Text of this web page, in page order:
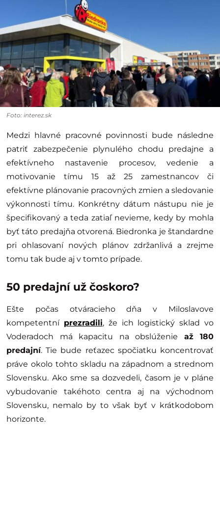
Foto: interez.sk
Medzi hlavné pracovné povinnosti bude následne
patriť zabezpečenie plynulého chodu predajne a
efektívneho nastavenie procesov, vedenie a
motivovanie tímu 15 až 25 zamestnancov či
efektívne plánovanie pracovných zmien a sledovanie
výkonnosti tímu. Konkrétny dátum nástupu nie je
špecifikovaný a teda zatiaľ nevieme, kedy by mohla
byť táto predajňa otvorená. Biedronka je štandardne
pri ohlasovaní nových plánov zdržanlivá a zrejme
tomu tak bude aj v tomto prípade.
50 predajní už čoskoro?
Ešte počas otváracieho dňa v Miloslavove
kompetentní prezradili, že ich logistický sklad vo
Voderadoch má kapacitu na obslúženie až 180
predajní. Tie bude reťazec spočiatku koncentrovať
práve okolo tohto skladu na západnom a strednom
Slovensku. Ako sme sa dozvedeli, časom je v pláne
vybudovanie takéhoto centra aj na východnom
Slovensku, nemalo by to však byť v krátkodobom
horizonte.